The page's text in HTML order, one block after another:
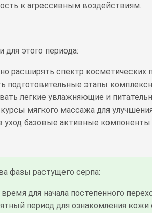
к агрессивным воздействиям.
для этого периода:
расширять спектр косметических
подготовительные этапы
легкие увлажняющие и
мягкого массажа для
уход базовые активные
фазы растущего серпа:
для начала постепенного
период для ознакомления